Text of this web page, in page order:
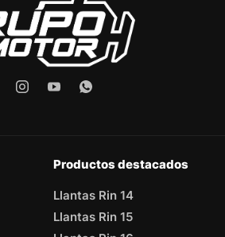
Productos destacados
Llantas Rin 14
Llantas Rin 15